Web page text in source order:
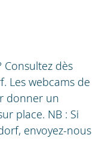
dès
Les webcams de
donner un
place. NB : Si
envoyez-nous